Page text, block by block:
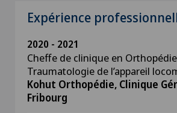
Expérience
2020 - 2021
Cheffe de clinique en
Traumatologie de l’appareil
Kohut Orthopédie, Clinique
Fribourg